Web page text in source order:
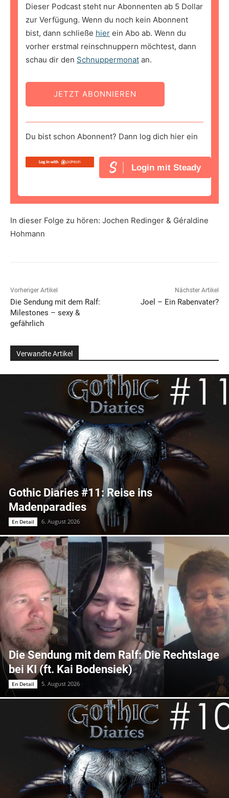
Dieser Podcast steht nur Abonnenten ab 5 Dollar
zur Verfügung. Wenn du noch kein Abonnent
bist, dann schließe hier ein Abo ab. Wenn du
vorher erstmal reinschnuppern möchtest, dann
schau dir den Schnuppermonat an.
JETZT ABONNIEREN
Du bist schon Abonnent? Dann log dich hier ein
Login mit Steady
In dieser Folge zu hören: Jochen Redinger & Géraldine
Hohmann
Vorheriger Artikel
Die Sendung mit dem Ralf:
Milestones – sexy &
gefährlich
Nächster Artikel
Joel – Ein Rabenvater?
Verwandte Artikel
Gothic Diaries #11: Reise ins
Madenparadies
En Detail 6. August 2026
Die Sendung mit dem Ralf: Die Rechtslage
bei KI (ft. Kai Bodensiek)
En Detail 5. August 2026